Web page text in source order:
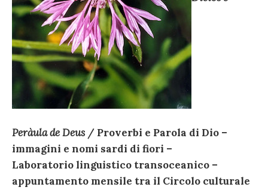
Peràula de Deus / Proverbi e Parola di Dio –
immagini e nomi sardi di fiori –
Laboratorio linguistico transoceanico –
appuntamento mensile tra il Circolo culturale